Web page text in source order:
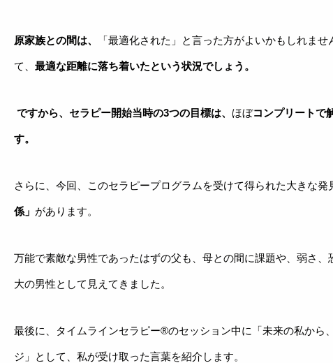
原家族との間は、 「最適化された」と言った方がよいかもしれま
て、 最適な距離に落ち着いたという状況でしょう。
ですから、セラピー開始当時の3つの目標は、 ほぼコンプリートで
す。
さらに、今回、このセラピープログラムを受けて得られた大きな発
係」 があります。
万能で素敵な男性であったはずの父も、母との間に課題や、弱さ、
大の男性として見えてきました。
最後に、タイムラインセラピー®のセッション中に「未来の私から
ジ」として、私が受け取った言葉を紹介します。
親子のかかわり改善ラボ
出版・メディア
コミュニケーション改善プラン
お客様の声
BLOG